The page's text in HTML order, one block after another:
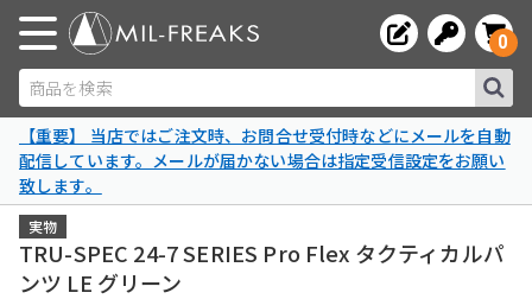
商品を検索
0
【重要】 当店ではご注文時、お問合せ受付時などにメールを自動
配信しています。メールが届かない場合は指定受信設定をお願い
致します。
実物
TRU-SPEC 24-7 SERIES Pro Flex タクティカルパ
ンツ LE グリーン